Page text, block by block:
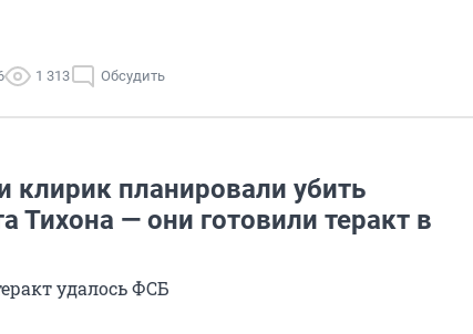
1 313 Обсудить
планировали убить
Тихона — они готовили теракт в
удалось ФСБ